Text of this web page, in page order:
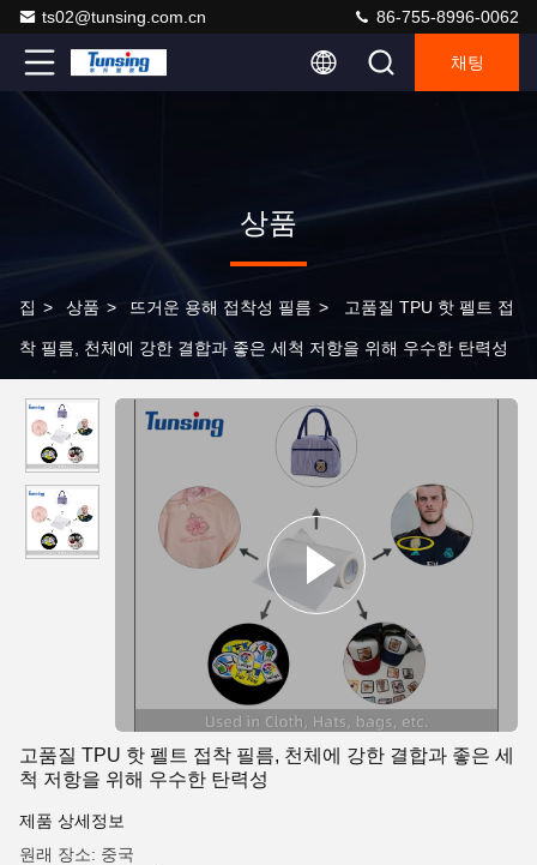
ts02@tunsing.com.cn 86-755-8996-0062
채팅
상품
집 > 상품 > 뜨거운 용해 접착성 필름 > 고품질 TPU 핫 펠트 접
착 필름, 천체에 강한 결합과 좋은 세척 저항을 위해 우수한 탄력성
고품질 TPU 핫 펠트 접착 필름, 천체에 강한 결합과 좋은 세
척 저항을 위해 우수한 탄력성
제품 상세정보
원래 장소: 중국